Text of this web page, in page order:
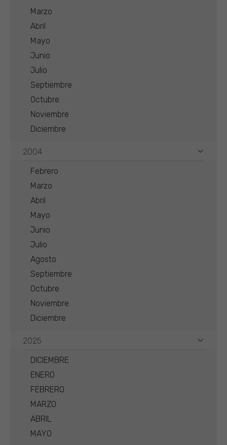
Marzo
Abril
Mayo
Junio
Julio
Septiembre
Octubre
Noviembre
Diciembre
2004
Febrero
Marzo
Abril
Mayo
Junio
Julio
Agosto
Septiembre
Octubre
Noviembre
Diciembre
2025
DICIEMBRE
ENERO
FEBRERO
MARZO
ABRIL
MAYO